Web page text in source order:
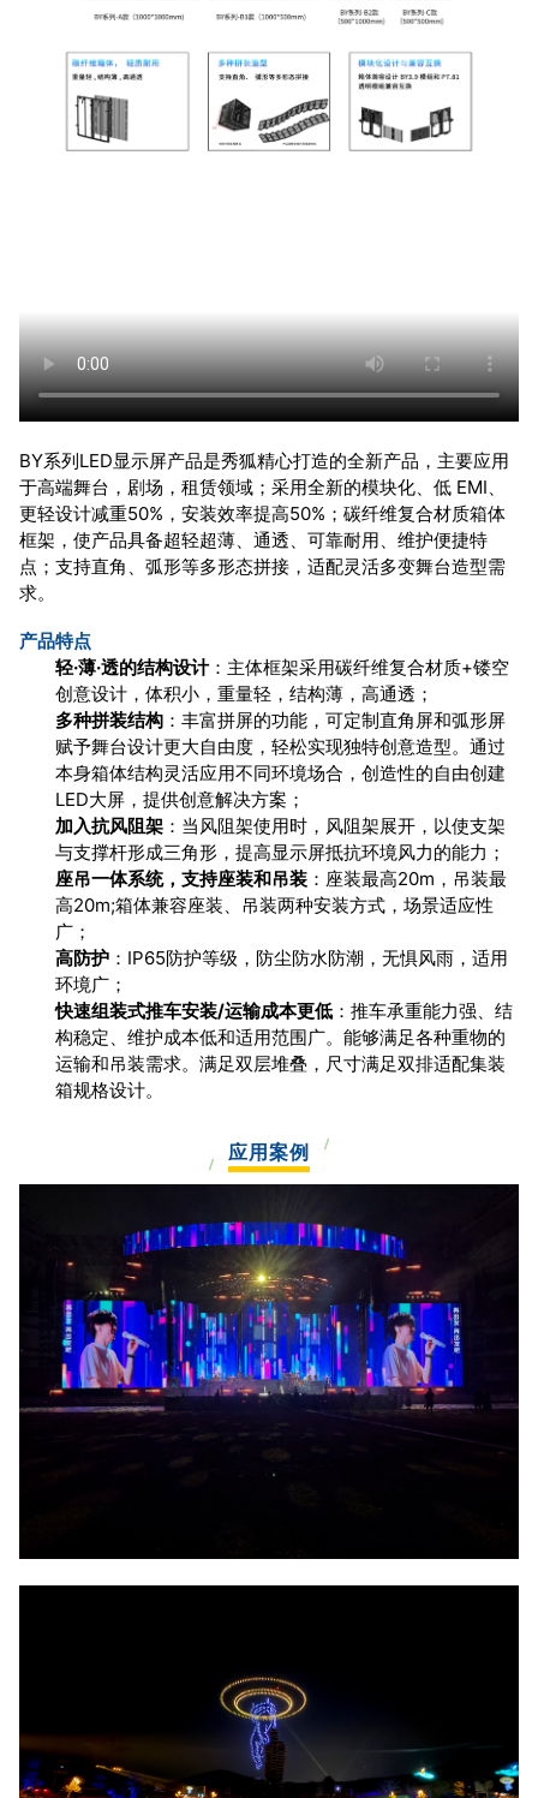
BY系列LED显示屏产品是秀狐精心打造的全新产品，主要应用
于高端舞台，剧场，租赁领域；采用全新的模块化、低 EMI、
更轻设计减重50%，安装效率提高50%；碳纤维复合材质箱体
框架，使产品具备超轻超薄、通透、可靠耐用、维护便捷特
点；支持直角、弧形等多形态拼接，适配灵活多变舞台造型需
求。
产品特点
轻·薄·透的结构设计：主体框架采用碳纤维复合材质+镂空
创意设计，体积小，重量轻，结构薄，高通透；
多种拼装结构 ：丰富拼屏的功能，可定制直角屏和弧形屏
赋予舞台设计更大自由度，轻松实现独特创意造型。通过
本身箱体结构灵活应用不同环境场合，创造性的自由创建
LED大屏，提供创意解决方案；
加入抗风阻架 ：当风阻架使用时，风阻架展开，以使支架
与支撑杆形成三角形，提高显示屏抵抗环境风力的能力；
座吊一体系统，支持座装和吊装 ：座装最高20m，吊装最
高20m;箱体兼容座装、吊装两种安装方式，场景适应性
广；
高防护 ：IP65防护等级，防尘防水防潮，无惧风雨，适用
环境广；
快速组装式推车安装/运输成本更低 ：推车承重能力强、结
构稳定、维护成本低和适用范围广。能够满足各种重物的
运输和吊装需求。满足双层堆叠，尺寸满足双排适配集装
箱规格设计。
应用案例